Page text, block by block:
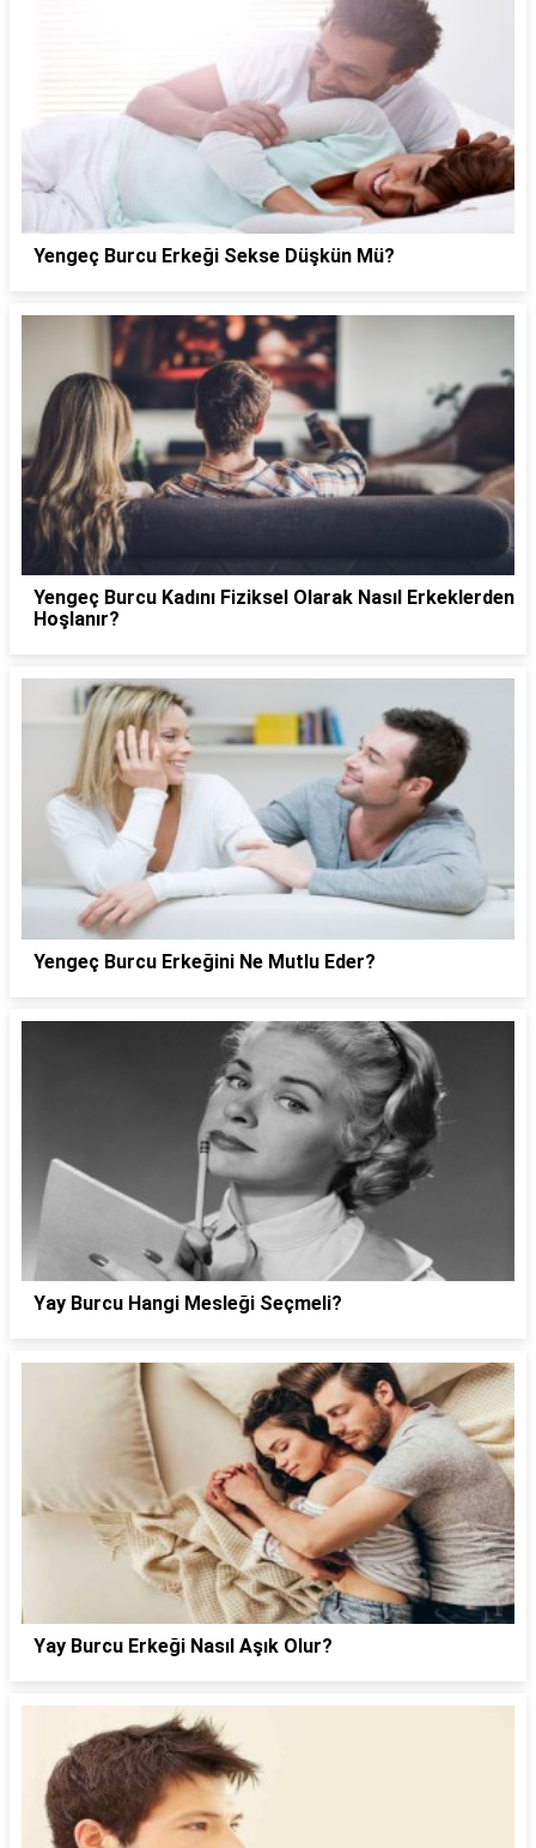
Yengeç Burcu Erkeği Sekse Düşkün Mü?
Yengeç Burcu Kadını Fiziksel Olarak Nasıl Erkeklerden
Hoşlanır?
Yengeç Burcu Erkeğini Ne Mutlu Eder?
Yay Burcu Hangi Mesleği Seçmeli?
Yay Burcu Erkeği Nasıl Aşık Olur?